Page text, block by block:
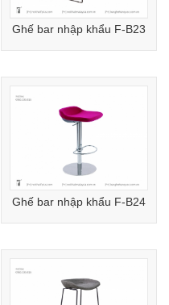
Ghế bar nhập khẩu F-B23
Ghế bar nhập khẩu F-B24